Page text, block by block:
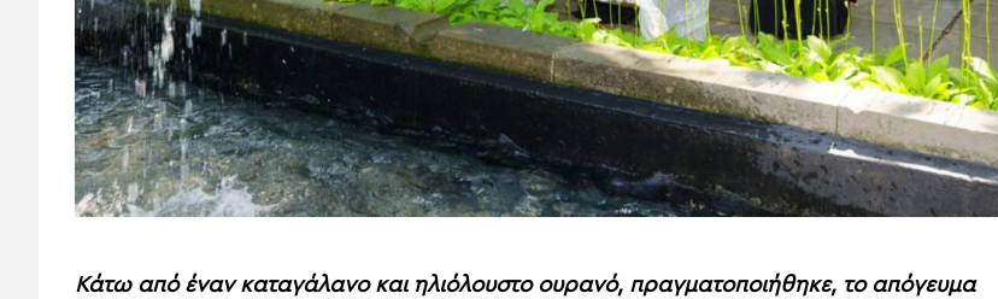
Κάτω από έναν καταγάλανο και ηλιόλουστο ουρανό, πραγματοποιήθηκε, το απόγευμα
Σωτήρος
Μεταμορφώσεως του
Σωτήρος στη Μονή Σινά